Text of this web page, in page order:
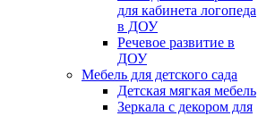
для кабинета логопеда
в ДОУ
Речевое развитие в
ДОУ
Мебель для детского сада
Детская мягкая мебель
Зеркала с декором для